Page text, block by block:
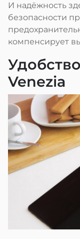
И надёжность
безопасности
компенсирует
Venezia